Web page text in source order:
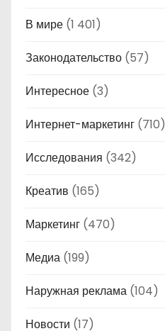
В мире (1 401)
Законодательство (57)
Интересное (3)
Интернет-маркетинг (710)
Исследования (342)
Креатив (165)
Маркетинг (470)
Медиа (199)
Наружная реклама (104)
Новости (17)